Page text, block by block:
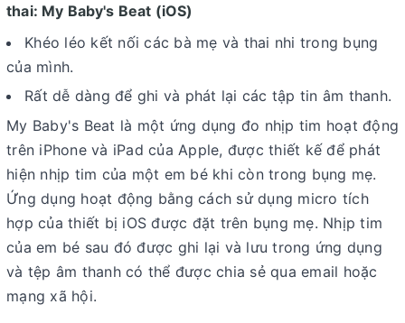
thai: My Baby's Beat (iOS)
Khéo léo kết nối các bà mẹ và thai nhi trong bụng
của mình.
Rất dễ dàng để ghi và phát lại các tập tin âm thanh.
My Baby's Beat là một ứng dụng đo nhịp tim hoạt động
trên iPhone và iPad của Apple, được thiết kế để phát
hiện nhịp tim của một em bé khi còn trong bụng mẹ.
Ứng dụng hoạt động bằng cách sử dụng micro tích
hợp của thiết bị iOS được đặt trên bụng mẹ. Nhịp tim
của em bé sau đó được ghi lại và lưu trong ứng dụng
và tệp âm thanh có thể được chia sẻ qua email hoặc
mạng xã hội.